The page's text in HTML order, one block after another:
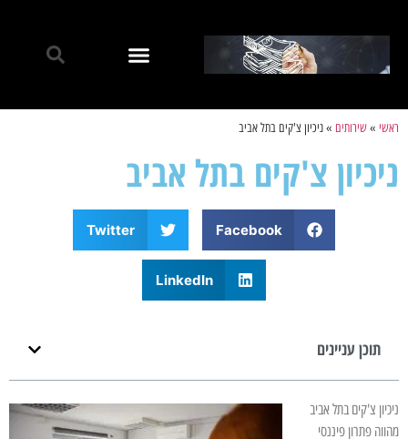
ראשי »שירותים »ניכיון צ'קים בתל אביב
ניכיון צ'קים בתל אביב
Facebook
Twitter
LinkedIn
תוכן עניינים
ניכיון צ'קים בתל אביב
מהווה פתרון פיננסי